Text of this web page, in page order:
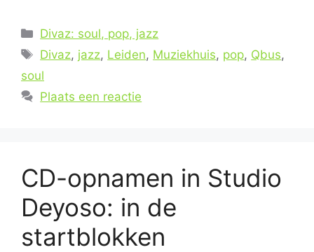
Categorieën
Divaz: soul, pop, jazz
Tags
Divaz, jazz, Leiden, Muziekhuis, pop, Qbus,
soul
Plaats een reactie
CD-opnamen in Studio
Deyoso: in de
startblokken